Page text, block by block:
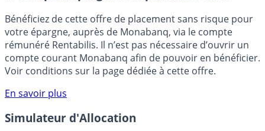
🎁 Bon plan épargne : 3% pendant 6 mois
Bénéficiez de cette offre de placement sans risque pour
votre épargne, auprès de Monabanq, via le compte
rémunéré Rentabilis. Il n’est pas nécessaire d’ouvrir un
compte courant Monabanq afin de pouvoir en bénéficier.
Voir conditions sur la page dédiée à cette offre.
En savoir plus